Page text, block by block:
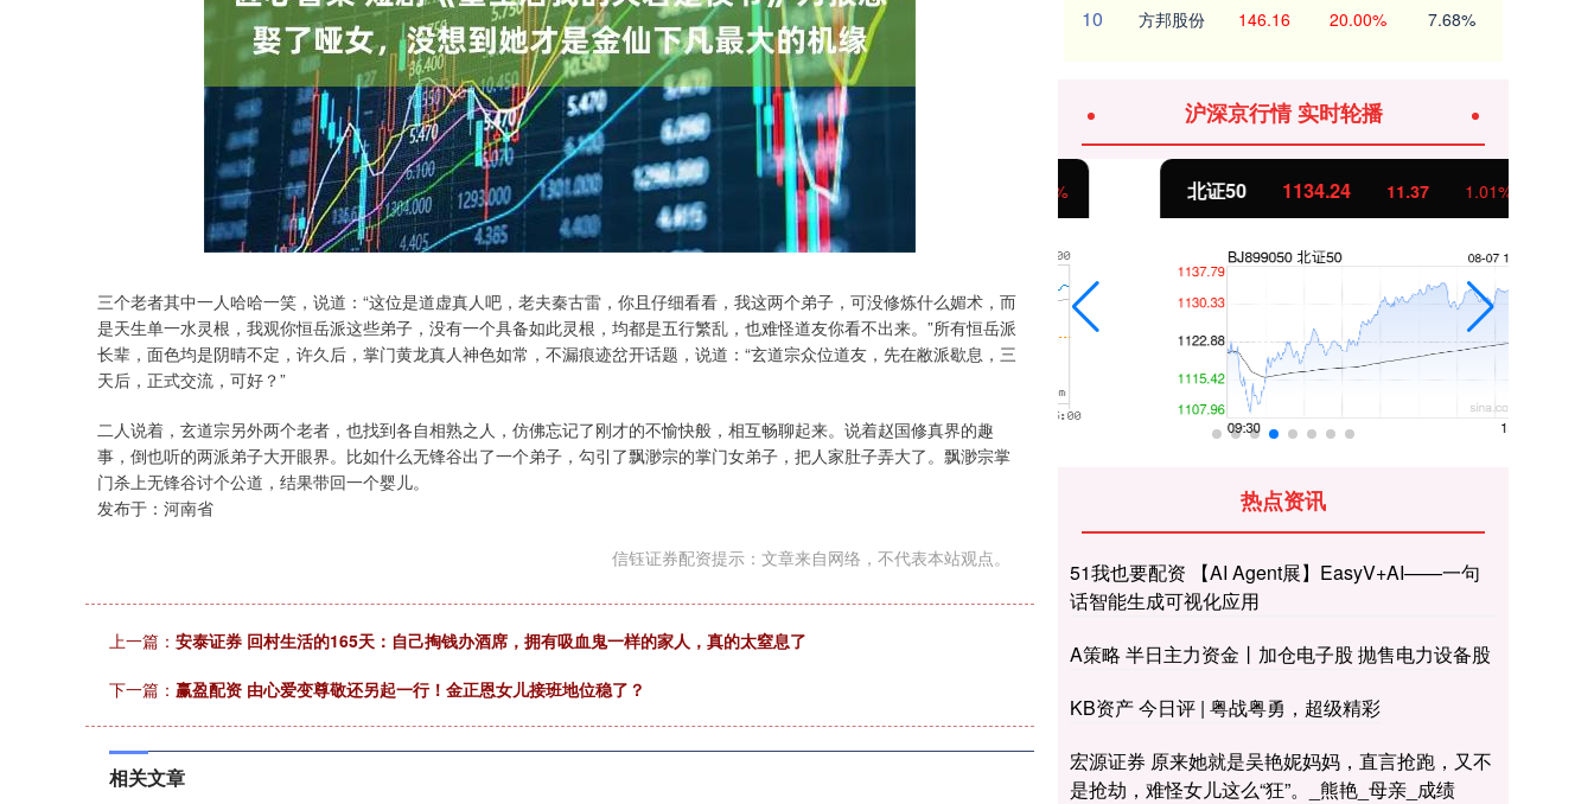
三个老者其中一人哈哈一笑，说道：“这位是道虚真人吧，老夫秦古雷，你且仔细看看，我这两个弟子，可没修炼什么媚术，而
是天生单一水灵根，我观你恒岳派这些弟子，没有一个具备如此灵根，均都是五行繁乱，也难怪道友你看不出来。”所有恒岳派
长辈，面色均是阴晴不定，许久后，掌门黄龙真人神色如常，不漏痕迹岔开话题，说道：“玄道宗众位道友，先在敝派歇息，三
天后，正式交流，可好？”
二人说着，玄道宗另外两个老者，也找到各自相熟之人，仿佛忘记了刚才的不愉快般，相互畅聊起来。说着赵国修真界的趣
事，倒也听的两派弟子大开眼界。比如什么无锋谷出了一个弟子，勾引了飘渺宗的掌门女弟子，把人家肚子弄大了。飘渺宗掌
门杀上无锋谷讨个公道，结果带回一个婴儿。
发布于：河南省
信钰证券配资提示：文章来自网络，不代表本站观点。
上一篇： 安泰证券 回村生活的165天：自己掏钱办酒席，拥有吸血鬼一样的家人，真的太窒息了
下一篇： 赢盈配资 由心爱变尊敬还另起一行！金正恩女儿接班地位稳了？
相关文章
10 方邦股份 146.16 20.00% 7.68%
沪深京行情 实时轮播
深证成指 14311.01 200.89 1.42% 沪深300 4694.44 1134.24 11.37 1.01%
热点资讯
51我也要配资 【AI Agent展】EasyV+AI——一句
话智能生成可视化应用
A策略 半日主力资金丨加仓电子股 抛售电力设备股
KB资产 今日评 | 粤战粤勇，超级精彩
宏源证券 原来她就是吴艳妮妈妈，直言抢跑，又不
是抢劫，难怪女儿这么“狂”。_熊艳_母亲_成绩